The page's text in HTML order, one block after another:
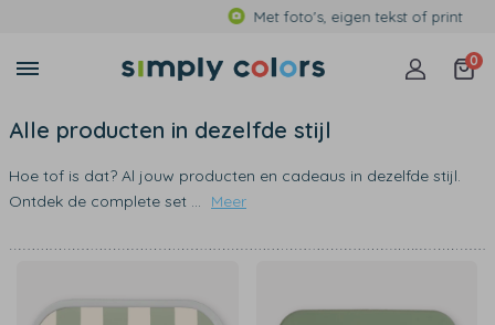
Met foto's, eigen tekst of print
0
Alle producten in dezelfde stijl
Hoe tof is dat? Al jouw producten en cadeaus in dezelfde stijl.
Ontdek de complete set ... Meer